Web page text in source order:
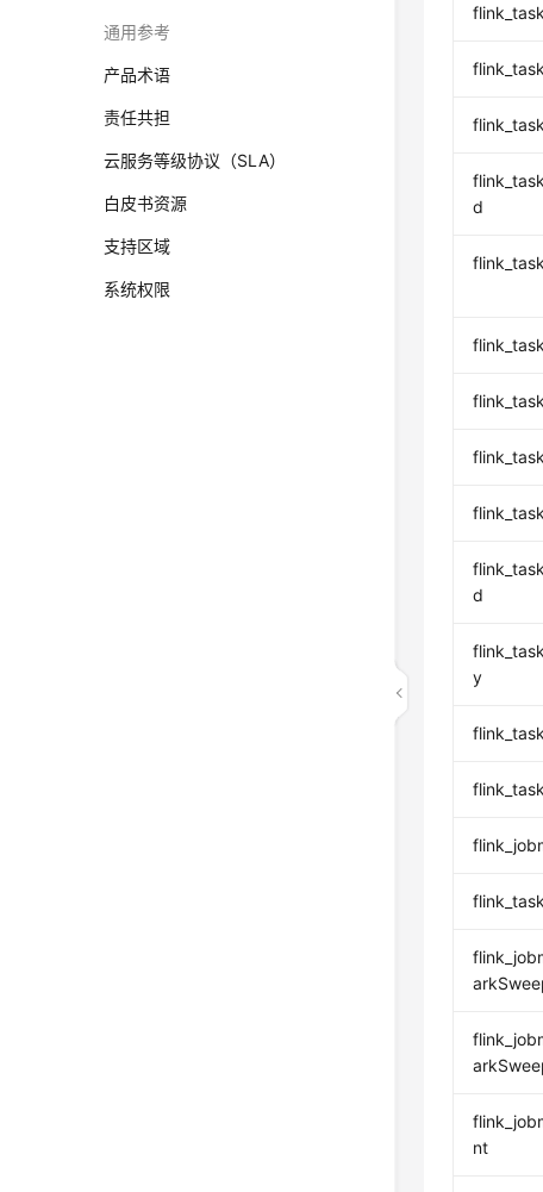
通用参考
产品术语
责任共担
云服务等级协议（SLA）
白皮书资源
支持区域
系统权限
d
d
y
nt